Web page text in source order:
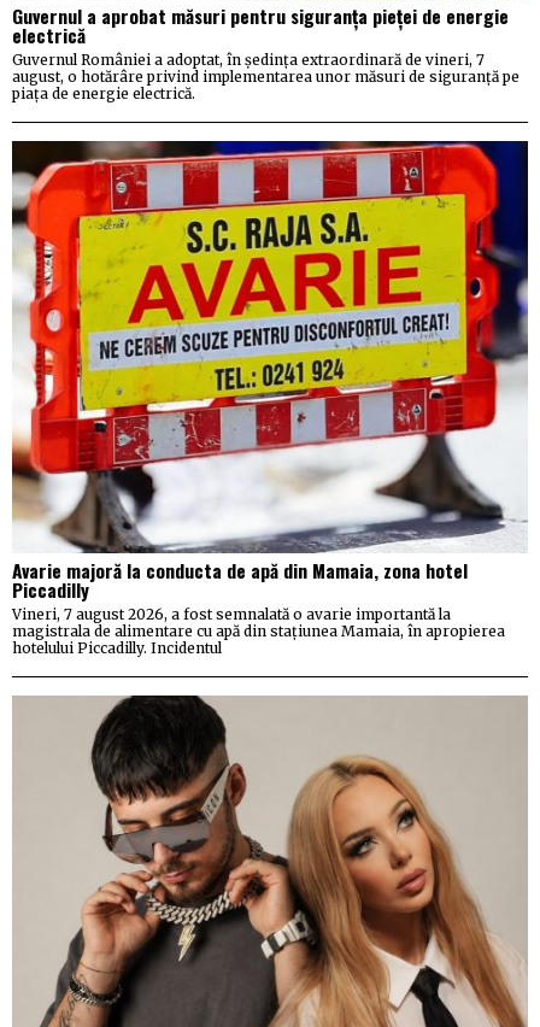
Guvernul a aprobat măsuri pentru siguranța pieței de energie
electrică
Guvernul României a adoptat, în ședința extraordinară de vineri, 7
august, o hotărâre privind implementarea unor măsuri de siguranță pe
piața de energie electrică.
Avarie majoră la conducta de apă din Mamaia, zona hotel
Piccadilly
Vineri, 7 august 2026, a fost semnalată o avarie importantă la
magistrala de alimentare cu apă din stațiunea Mamaia, în apropierea
hotelului Piccadilly. Incidentul